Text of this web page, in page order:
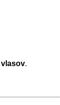
vlasov.